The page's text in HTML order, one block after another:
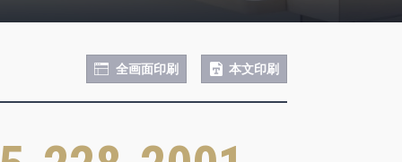
全画面印刷 本文印刷